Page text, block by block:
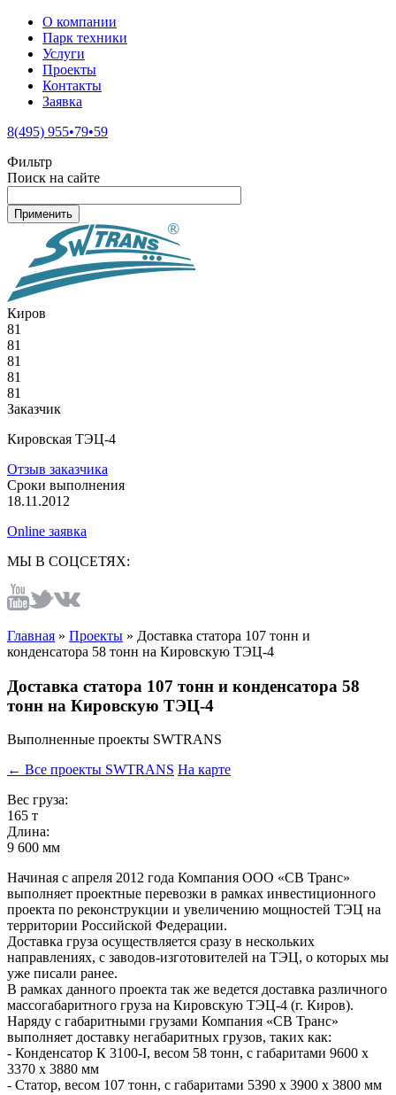
О компании
Парк техники
Услуги
Проекты
Контакты
Заявка
8(495) 955•79•59
Фильтр
Поиск на сайте
Киров
81
81
81
81
81
Заказчик
Кировская ТЭЦ-4
Отзыв заказчика
Сроки выполнения
18.11.2012
Online заявка
МЫ В СОЦСЕТЯХ:
Главная » Проекты » Доставка статора 107 тонн и
конденсатора 58 тонн на Кировскую ТЭЦ-4
Доставка статора 107 тонн и конденсатора 58
тонн на Кировскую ТЭЦ-4
Выполненные проекты SWTRANS
← Все проекты SWTRANS На карте
Вес груза:
165 т
Длина:
9 600 мм
Начиная с апреля 2012 года Компания ООО «СВ Транс»
выполняет проектные перевозки в рамках инвестиционного
проекта по реконструкции и увеличению мощностей ТЭЦ на
территории Российской Федерации.
Доставка груза осуществляется сразу в нескольких
направлениях, с заводов-изготовителей на ТЭЦ, о которых мы
уже писали ранее.
В рамках данного проекта так же ведется доставка различного
массогабаритного груза на Кировскую ТЭЦ-4 (г. Киров).
Наряду с габаритными грузами Компания «СВ Транс»
выполняет доставку негабаритных грузов, таких как:
- Конденсатор К 3100-I, весом 58 тонн, с габаритами 9600 х
3370 х 3880 мм
- Статор, весом 107 тонн, с габаритами 5390 х 3900 х 3800 мм